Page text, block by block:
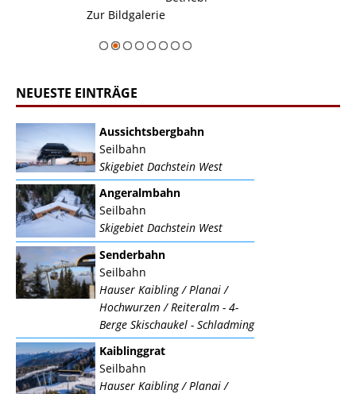
NEUESTE EINTRÄGE
Aussichtsbergbahn
Seilbahn
Skigebiet Dachstein West
Angeralmbahn
Seilbahn
Skigebiet Dachstein West
Senderbahn
Seilbahn
Hauser Kaibling / Planai /
Hochwurzen / Reiteralm - 4-
Berge Skischaukel - Schladming
Kaiblinggrat
Seilbahn
Hauser Kaibling / Planai /